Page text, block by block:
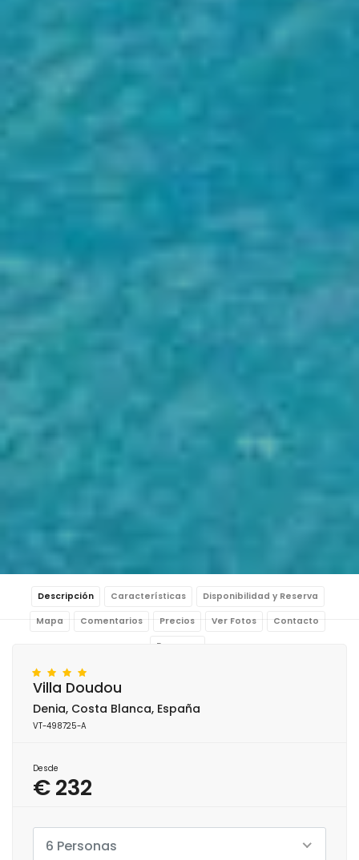
Descripción Características Disponibilidad y Reserva
Mapa Comentarios Precios Ver Fotos Contacto
Reservar
Villa Doudou
Denia, Costa Blanca, España
VT-498725-A
Desde
€ 232
6 Personas